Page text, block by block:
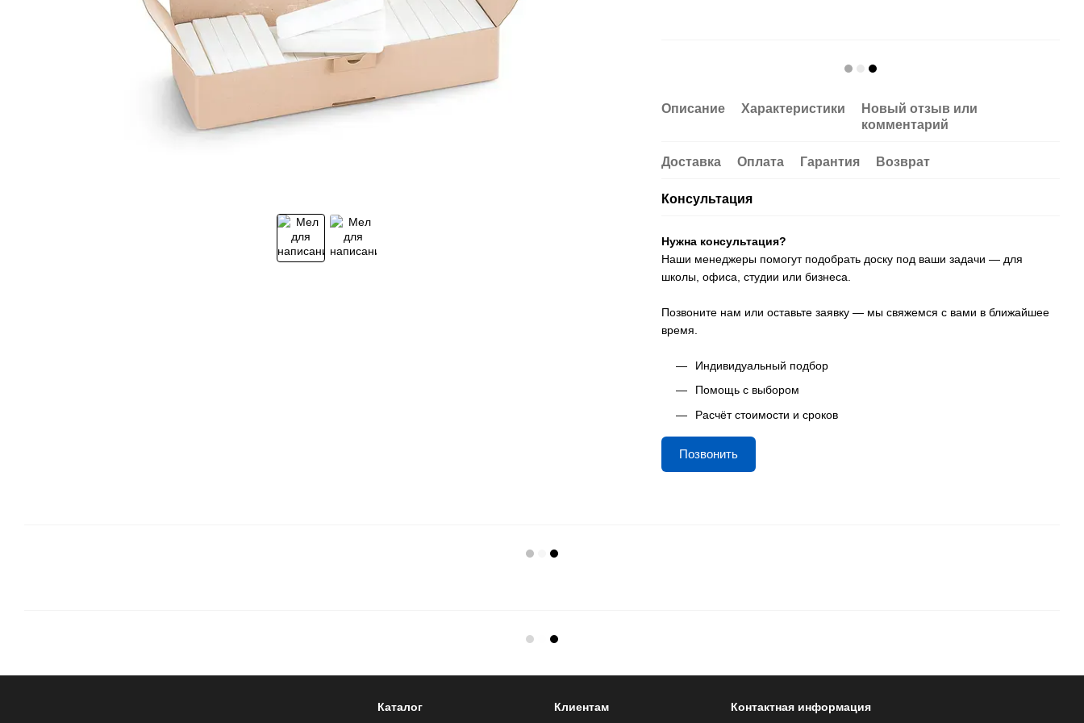
Описание Характеристики
Новый отзыв или
комментарий
Доставка Оплата Гарантия Возврат
Консультация
Нужна консультация?
Наши менеджеры помогут подобрать доску под ваши задачи — для
школы, офиса, студии или бизнеса.
Позвоните нам или оставьте заявку — мы свяжемся с вами в ближайшее
время.
Индивидуальный подбор
Помощь с выбором
Расчёт стоимости и сроков
Позвонить
Каталог Клиентам Контактная информация